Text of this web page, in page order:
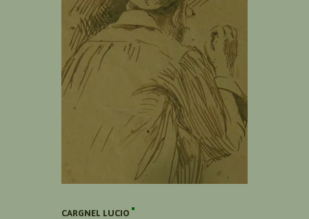
CARGNEL LUCIO